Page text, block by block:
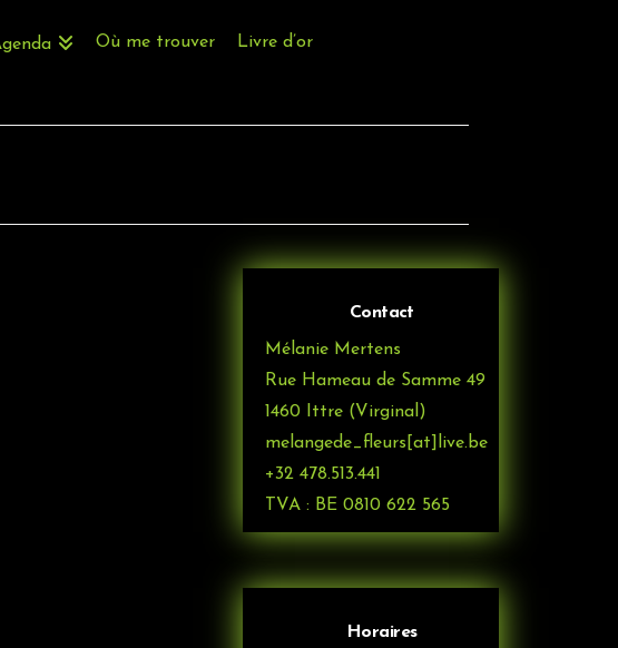
Où me trouver Livre d’or
Contact
Mélanie Mertens
Rue Hameau de Samme 49
1460 Ittre (Virginal)
melangede_fleurs[at]live.be
+32 478.513.441
TVA : BE 0810 622 565
Horaires